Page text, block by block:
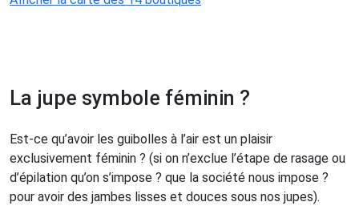
La jupe symbole féminin ?
Est-ce qu’avoir les guibolles à l’air est un plaisir
exclusivement féminin ? (si on n’exclue l’étape de rasage ou
d’épilation qu’on s’impose ? que la société nous impose ?
pour avoir des jambes lisses et douces sous nos jupes).